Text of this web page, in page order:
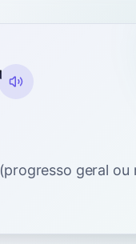
(progresso geral ou